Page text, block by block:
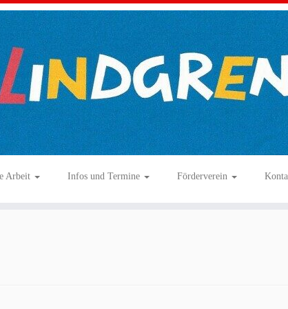
Arbeit Infos und Termine Förderverein